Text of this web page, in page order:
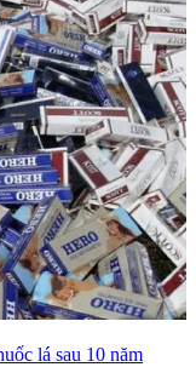
lá sau 10 năm